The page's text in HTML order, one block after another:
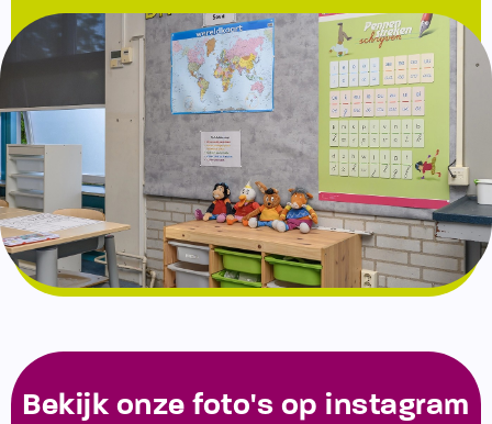
Bekijk onze foto's op instagram